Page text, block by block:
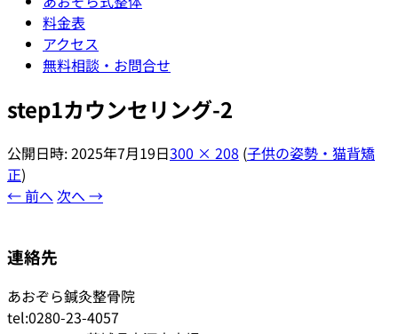
料金表
アクセス
無料相談・お問合せ
step1カウンセリング-2
公開日時:2025年7月19日300 × 208 (子供の姿勢・猫背矯
正)
← 前へ 次へ →
連絡先
あおぞら鍼灸整骨院
tel:0280-23-4057